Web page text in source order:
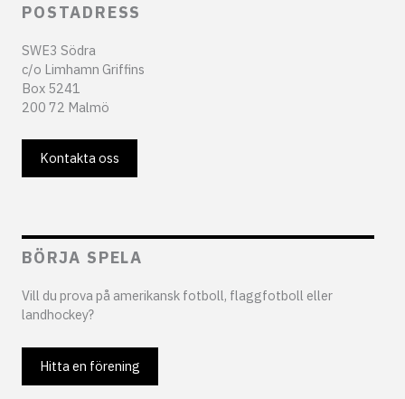
POSTADRESS
SWE3 Södra
c/o Limhamn Griffins
Box 5241
200 72 Malmö
Kontakta oss
BÖRJA SPELA
Vill du prova på amerikansk fotboll, flaggfotboll eller
landhockey?
Hitta en förening